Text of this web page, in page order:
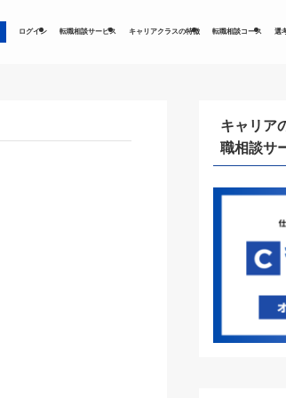
ログイン 転職相談サービス キャリアクラスの特徴 転職相談コース 選
キャリア
職相談サ